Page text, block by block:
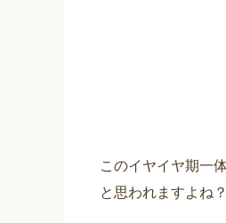
このイヤイヤ期一
と思われますよね